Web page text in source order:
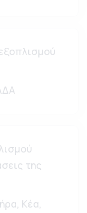
της
Κέα,